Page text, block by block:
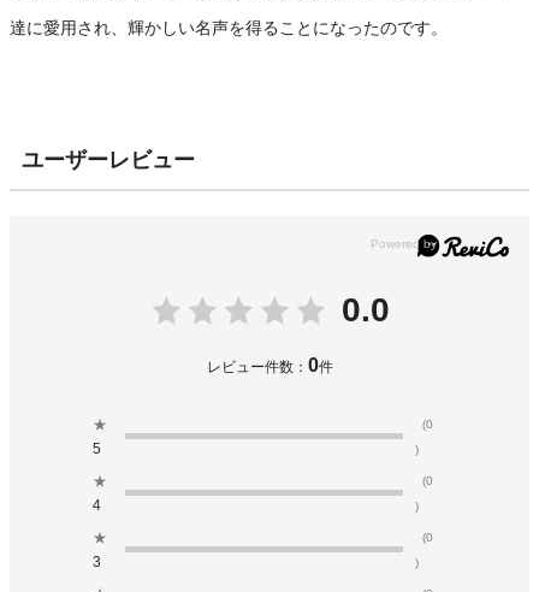
達に愛用され、輝かしい名声を得ることになったのです。
ユーザーレビュー
0.0
レビュー件数： 0件
★
5
(0
)
★
4
(0
)
★
3
(0
)